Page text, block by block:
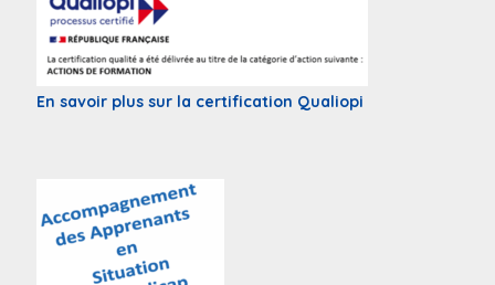
En savoir plus sur la certification Qualiopi